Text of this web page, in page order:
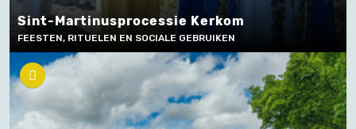
Sint-Martinusprocessie Kerkom
FEESTEN, RITUELEN EN SOCIALE GEBRUIKEN